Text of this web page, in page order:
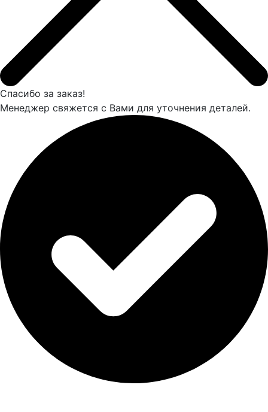
Спасибо за заказ!
Менеджер свяжется с Вами для уточнения деталей.